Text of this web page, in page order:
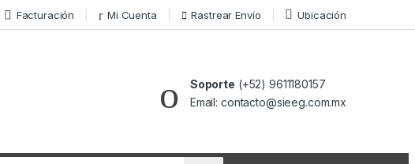
Facturación Mi Cuenta Rastrear Envío Ubicación
Soporte (+52) 9611180157
Email: contacto@sieeg.com.mx